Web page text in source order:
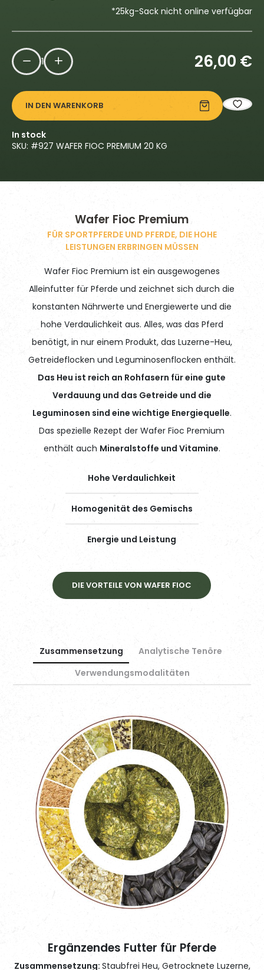
*25kg-Sack nicht online verfügbar
26,00 €
1
IN DEN WARENKORB
In stock
SKU: #927 WAFER FIOC PREMIUM 20 KG
Wafer Fioc Premium
FÜR SPORTPFERDE UND PFERDE, DIE HOHE
LEISTUNGEN ERBRINGEN MÜSSEN
Wafer Fioc Premium ist ein ausgewogenes
Alleinfutter für Pferde und zeichnet sich durch die
konstanten Nährwerte und Energiewerte und die
hohe Verdaulichkeit aus. Alles, was das Pferd
benötigt, in nur einem Produkt, das Luzerne-Heu,
Getreideflocken und Leguminosenflocken enthält.
Das Heu ist reich an Rohfasern für eine gute
Verdauung und das Getreide und die
Leguminosen sind eine wichtige Energiequelle.
Das spezielle Rezept der Wafer Fioc Premium
enthält auch Mineralstoffe und Vitamine.
Hohe Verdaulichkeit
Homogenität des Gemischs
Energie und Leistung
DIE VORTEILE VON WAFER FIOC
Zusammensetzung
Analytische Tenöre
Verwendungsmodalitäten
Ergänzendes Futter für Pferde
Zusammensetzung: Staubfrei Heu, Getrocknete Luzerne,